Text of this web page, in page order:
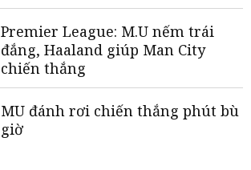
Premier League: M.U nếm trái
đắng, Haaland giúp Man City
chiến thắng
MU đánh rơi chiến thắng phút bù
giờ